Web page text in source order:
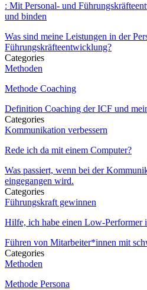
: Mit Personal- und
und binden
Was sind meine Leistungen in der
Führungskräfteentwicklung?
Categories
Methoden
Methode Coaching
Definition Coaching der ICF und
Categories
Kommunikation verbessern
Rede ich da mit einem Computer?
Was passiert, wenn bei der
eingegangen wird.
Categories
Führungskraft gewinnen
Hilfe, ich habe einen Low-Performer
Führen von Mitarbeiter*innen mit
Categories
Methoden
Methode Persona